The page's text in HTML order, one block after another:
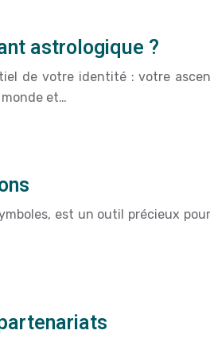
astrologique ?
de votre identité : votre
et…
est un outil précieux